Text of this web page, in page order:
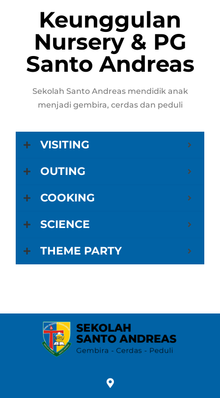
Keunggulan
Nursery & PG
Santo Andreas
Sekolah Santo Andreas mendidik anak
menjadi gembira, cerdas dan peduli
VISITING
OUTING
COOKING
SCIENCE
THEME PARTY